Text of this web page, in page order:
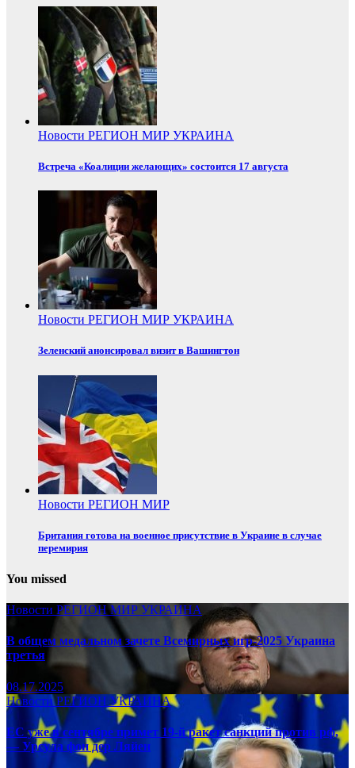
Новости РЕГИОН МИР УКРАИНА
Встреча «Коалиции желающих» состоится 17 августа
Новости РЕГИОН МИР УКРАИНА
Зеленский анонсировал визит в Вашингтон
Новости РЕГИОН МИР
Британия готова на военное присутствие в Украине в случае
перемирия
You missed
Новости РЕГИОНМИР УКРАИНА
В общем медальном зачете Всемирных игр-2025 Украина
третья
08.17.2025
НовостиРЕГИОНУКРАИНА
ЕС уже в сентябре примет 19-й ракет санкций против рф,
— Урсула фон дер Ляйен